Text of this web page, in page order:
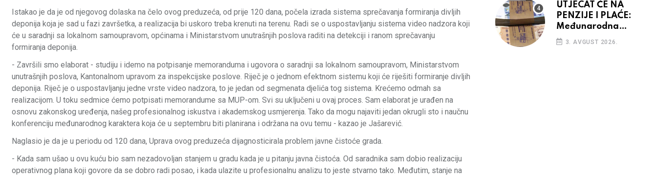
Istakao je da je od njegovog dolaska na čelo ovog preduzeća, od prije 120 dana, počela izrada sistema sprečavanja formiranja divljih
deponija koja je sad u fazi završetka, a realizacija bi uskoro treba krenuti na terenu. Radi se o uspostavljanju sistema video nadzora koji
će u saradnji sa lokalnom samoupravom, općinama i Ministarstvom unutrašnjih poslova raditi na detekciji i ranom sprečavanju
formiranja deponija.
- Završili smo elaborat - studiju i idemo na potpisanje memoranduma i ugovora o saradnji sa lokalnom samoupravom, Ministarstvom
unutrašnjih poslova, Kantonalnom upravom za inspekcijske poslove. Riječ je o jednom efektnom sistemu koji će riješiti formiranje divljih
deponija. Riječ je o uspostavljanju jedne vrste video nadzora, to je jedan od segmenata djelića tog sistema. Krećemo odmah sa
realizacijom. U toku sedmice ćemo potpisati memorandume sa MUP-om. Svi su uključeni u ovaj proces. Sam elaborat je urađen na
osnovu zakonskog uređenja, našeg profesionalnog iskustva i akademskog usmjerenja. Tako da mogu najaviti jedan okrugli sto i naučnu
konferenciju međunarodnog karaktera koja će u septembru biti planirana i održana na ovu temu - kazao je Jašarević.
Naglasio je da je u periodu od 120 dana, Uprava ovog preduzeća dijagnosticirala problem javne čistoće grada.
- Kada sam ušao u ovu kuću bio sam nezadovoljan stanjem u gradu kada je u pitanju javna čistoća. Od saradnika sam dobio realizaciju
operativnog plana koji govore da se dobro radi posao, i kada ulazite u profesionalnu analizu to jeste stvarno tako. Međutim, stanje na
UTJECAT ĆE NA
PENZIJE I PLAĆE:
Međunarodna
agencija potvrdila
kreditni rejting BiH
3. AVGUST 2026.